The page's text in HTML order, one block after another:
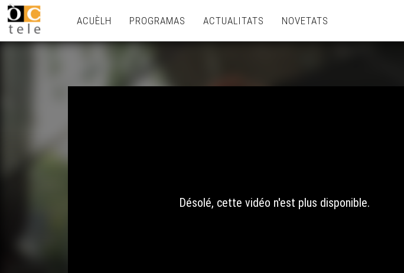
ACUÈLH PROGRAMAS ACTUALITATS NOVETATS
Désolé, cette vidéo n'est plus disponible.